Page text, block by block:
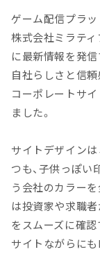
ゲーム配信プラ
株式会社ミラティ
に最新情報を発
自社らしさと信
コーポレートサイ
ました。
サイトデザイン
つも、子供っぽ
う会社のカラー
は投資家や求職
をスムーズに確
サイトながらに